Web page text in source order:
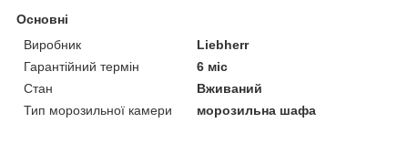
Основні
Виробник
Liebherr
Гарантійний термін
6 міс
Стан
Вживаний
Тип морозильної камери
морозильна шафа